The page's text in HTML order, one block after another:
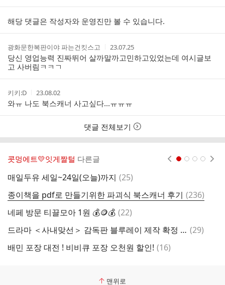
해당 댓글은 작성자와 운영진만 볼 수 있습니다.
작
성
자
광화문한복판이야 파는건킷스고
작
성
시
23.07.25
당신 영업능력 진짜뛰어 살까말까고민하고있었는데 여시글보
고 사버림ㅋㅋㄱ
작
성
자
키키:D
작
성
시
간
23.08.02
와ㅠ 나도 북스캐너 사고싶다...ㅠㅠㅠ
댓글 전체보기
콧멍에트💛잇게짤털 다른글
매일두유 세일~24일(오늘)까지 댓
(25)
종이책을 pdf로 만들기위한 파괴식 북스캐너 후기 댓
글
(236)
네페 방문 티끌모아 1원 💰🪙💰 댓
(22)
드라마 ＜사내맞선＞ 감독판 블루레이 제작 확정 및 1차 선입금 기한 연장! 댓
(29)
배민 포장 대전 ! 비비큐 포장 오천원 할인! 댓
(16)
맨위로